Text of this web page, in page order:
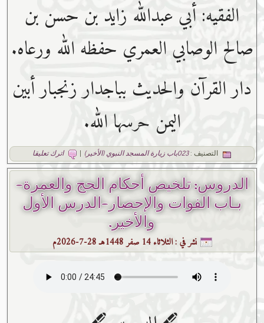
الفقيه: أبي عبدﷲ زايد بن حسن بن
صالح الوصابي العمري حفظه ﷲ ورعاه.
دار القرآن والحديث بباجدار زنجبار أبين
اليمن حرسها الله.
التصنيف :023باب زيارة المسجد النبوي (الأخير) | اترك تعليقا
الدروس: تلخيص أحكام الحج والعمرة-
بـاب الفوات والإحصار-الدرس الأول
والأخير.
نشر في :الثلاثاء 14 صفر 1448هـ 28-7-2026م